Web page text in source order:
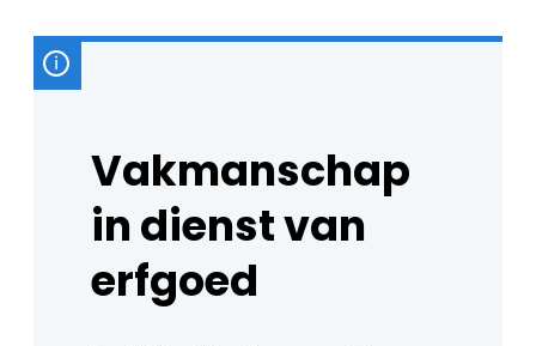
Vakmanschap
in dienst van
erfgoed